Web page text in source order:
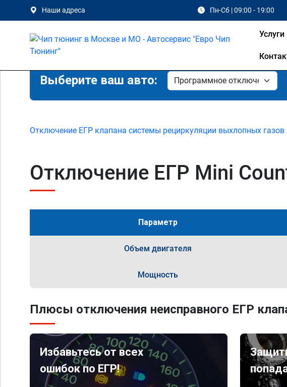
Наши адреса Пн-Сб | 09:00 - 19:00
Услуги
Выберите ваш авто:
Отключение ЕГР клапана системы рециркуляции выхлопных газов
Отключение ЕГР Mini
Параметр
Объем двигателя
Мощность
Плюсы отключения неисправного ЕГР
Избавьтесь от всех
ошибок по ЕГР!